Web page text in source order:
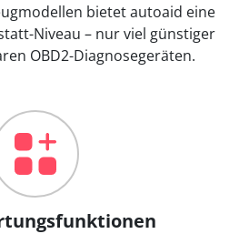
bietet autoaid eine
Niveau – nur viel günstiger
OBD2-Diagnosegeräten.